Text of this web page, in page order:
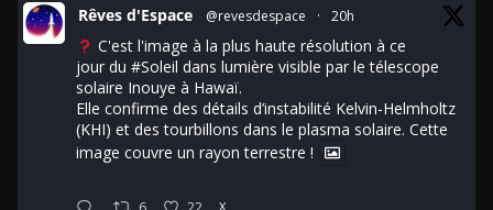
Rêves d'Espace @revesdespace · 20h
C'est l'image à la plus haute résolution à ce
jour du #Soleil dans lumière visible par le télescope
solaire Inouye à Hawaï.
Elle confirme des détails d’instabilité Kelvin-Helmholtz
(KHI) et des tourbillons dans le plasma solaire. Cette
image couvre un rayon terrestre !
X